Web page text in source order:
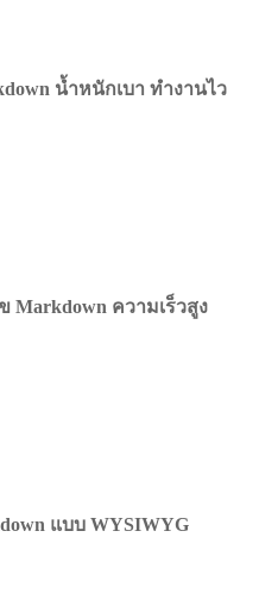
น้ำหนักเบา ทำงานไว
Markdown ความเร็วสูง
แบบ WYSIWYG